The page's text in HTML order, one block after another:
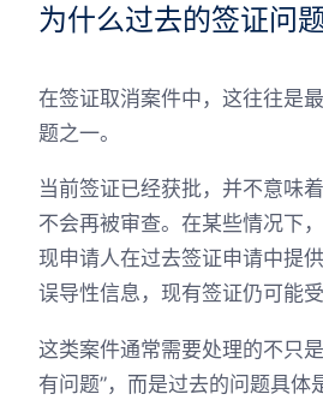
为什么过去的签证问
在签证取消案件中，这往往是
题之一。
当前签证已经获批，并不意味
不会再被审查。在某些情况下
现申请人在过去签证申请中提
误导性信息，现有签证仍可能受
这类案件通常需要处理的不只
有问题”，而是过去的问题具体